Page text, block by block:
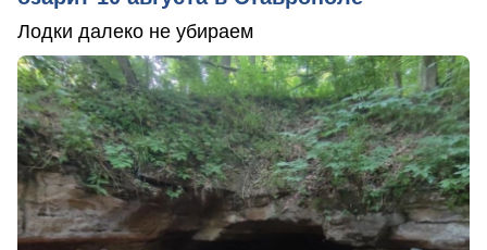
Лодки далеко не убираем